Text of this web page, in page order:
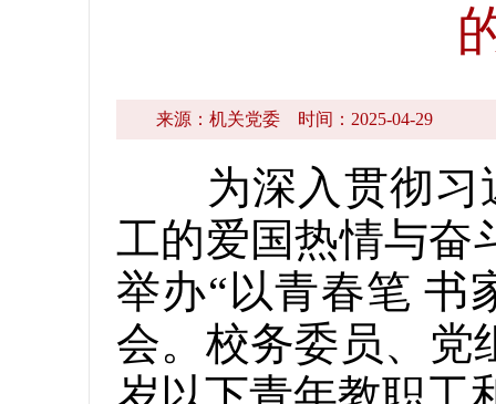
来源：机关党委 时间：2025-04-29
为深入贯彻习近
工的爱国热情与奋
举办“以青春笔
会。校务委员、党